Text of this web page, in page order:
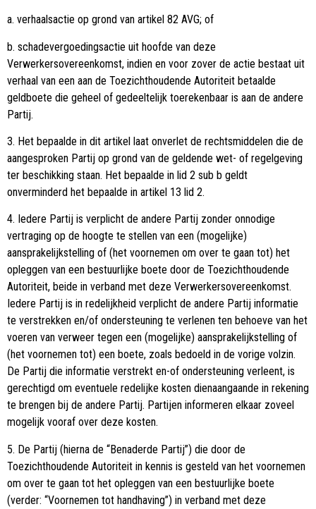
a. verhaalsactie op grond van artikel 82 AVG; of
b. schadevergoedingsactie uit hoofde van deze
Verwerkersovereenkomst, indien en voor zover de actie bestaat uit
verhaal van een aan de Toezichthoudende Autoriteit betaalde
geldboete die geheel of gedeeltelijk toerekenbaar is aan de andere
Partij.
3. Het bepaalde in dit artikel laat onverlet de rechtsmiddelen die de
aangesproken Partij op grond van de geldende wet- of regelgeving
ter beschikking staan. Het bepaalde in lid 2 sub b geldt
onverminderd het bepaalde in artikel 13 lid 2.
4. Iedere Partij is verplicht de andere Partij zonder onnodige
vertraging op de hoogte te stellen van een (mogelijke)
aansprakelijkstelling of (het voornemen om over te gaan tot) het
opleggen van een bestuurlijke boete door de Toezichthoudende
Autoriteit, beide in verband met deze Verwerkersovereenkomst.
Iedere Partij is in redelijkheid verplicht de andere Partij informatie
te verstrekken en/of ondersteuning te verlenen ten behoeve van het
voeren van verweer tegen een (mogelijke) aansprakelijkstelling of
(het voornemen tot) een boete, zoals bedoeld in de vorige volzin.
De Partij die informatie verstrekt en-of ondersteuning verleent, is
gerechtigd om eventuele redelijke kosten dienaangaande in rekening
te brengen bij de andere Partij. Partijen informeren elkaar zoveel
mogelijk vooraf over deze kosten.
5. De Partij (hierna de “Benaderde Partij”) die door de
Toezichthoudende Autoriteit in kennis is gesteld van het voornemen
om over te gaan tot het opleggen van een bestuurlijke boete
(verder: “Voornemen tot handhaving”) in verband met deze